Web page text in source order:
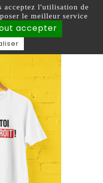
acceptez l'utilisation de
le meilleur service
accepter